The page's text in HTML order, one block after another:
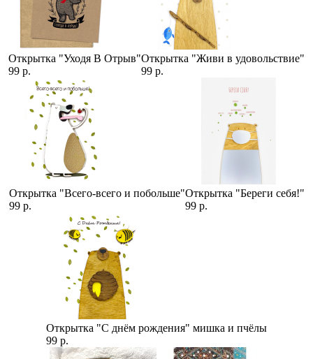
Открытка "Уходя В Отрыв"
99 р.
Открытка "Живи в удовольствие"
99 р.
Открытка "Всего-всего и побольше"
99 р.
Открытка "Береги себя!"
99 р.
Открытка "С днём рождения" мишка и пчёлы
99 р.